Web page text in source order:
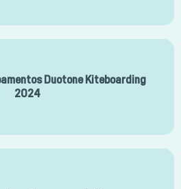
Duotone Kiteboarding
2024